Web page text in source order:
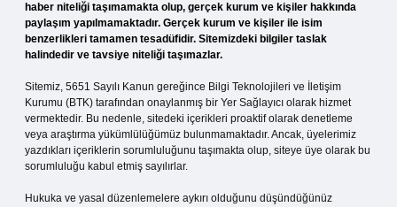
haber niteliği taşımamakta olup, gerçek kurum ve kişiler hakkında
paylaşım yapılmamaktadır. Gerçek kurum ve kişiler ile isim
benzerlikleri tamamen tesadüfidir. Sitemizdeki bilgiler taslak
halindedir ve tavsiye niteliği taşımazlar.
Sitemiz, 5651 Sayılı Kanun gereğince Bilgi Teknolojileri ve İletişim
Kurumu (BTK) tarafından onaylanmış bir Yer Sağlayıcı olarak hizmet
vermektedir. Bu nedenle, sitedeki içerikleri proaktif olarak denetleme
veya araştırma yükümlülüğümüz bulunmamaktadır. Ancak, üyelerimiz
yazdıkları içeriklerin sorumluluğunu taşımakta olup, siteye üye olarak bu
sorumluluğu kabul etmiş sayılırlar.
Hukuka ve yasal düzenlemelere aykırı olduğunu düşündüğünüz